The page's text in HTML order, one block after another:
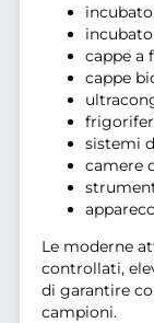
cappe a
cappe
sistemi
camere
Le moderne
controllati,
di garantire
campioni.